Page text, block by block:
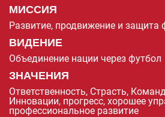
МИССИЯ
Развитие, продвижение и
ВИДЕНИЕ
Объединение нации через футбол
ЗНАЧЕНИЯ
Ответственность, Страсть,
Инновации, прогресс, хорошее
профессиональное развитие